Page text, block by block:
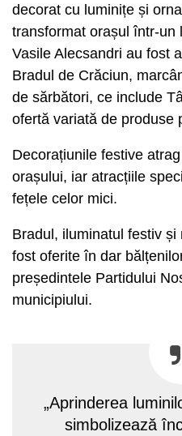
decorat cu luminițe și
transformat orașul într-un
Vasile Alecsandri au fost
Bradul de Crăciun,
de sărbători, ce include
ofertă variată de produse
Decorațiunile festive
orașului, iar atracțiile
fețele celor mici.
Bradul, iluminatul festiv
fost oferite în dar
președintele Partidului
municipiului.
„Aprinderea
simbolizează